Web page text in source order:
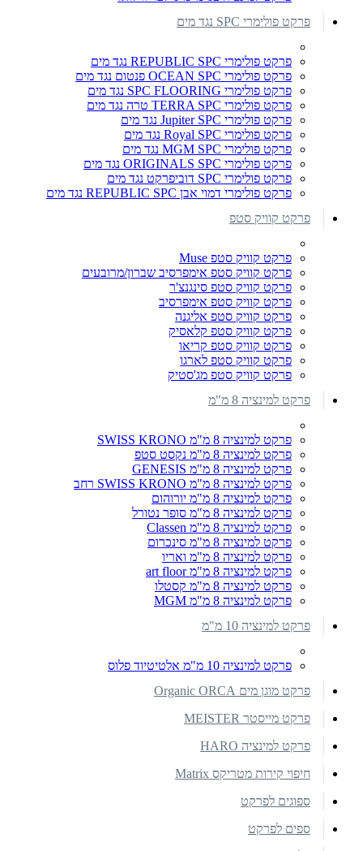
פרקט פולימרי SPC נגד מים
פרקט פולימרי REPUBLIC SPC נגד מים
פרקט פולימרי OCEAN SPC פנטום נגד מים
פרקט פולימרי SPC FLOORING נגד מים
פרקט פולימרי TERRA SPC טרה נגד מים
פרקט פולימרי Jupiter SPC נגד מים
פרקט פולימרי Royal SPC נגד מים
פרקט פולימרי MGM SPC נגד מים
פרקט פולימרי ORIGINALS SPC נגד מים
פרקט פולימרי SPC דוביפרקט נגד מים
פרקט פולימרי דמוי אבן REPUBLIC SPC נגד מים
פרקט קוויק סטפ
פרקט קוויק סטפ Muse
פרקט קוויק סטפ אימפרסיב שברון/מרובעים
פרקט קוויק סטפ סינגנצ'ר
פרקט קוויק סטפ אימפרסיב
פרקט קוויק סטפ אליגנה
פרקט קוויק סטפ קלאסיק
פרקט קוויק סטפ קריאו
פרקט קוויק סטפ לארגו
פרקט קוויק סטפ מג'סטיק
פרקט למינציה 8 מ"מ
פרקט למינציה 8 מ"מ SWISS KRONO
פרקט למינציה 8 מ"מ נקסט סטפ
פרקט למינציה 8 מ"מ GENESIS
פרקט למינציה 8 מ"מ SWISS KRONO רחב
פרקט למינציה 8 מ"מ יורוהום
פרקט למינציה 8 מ"מ סופר נטורל
פרקט למינציה 8 מ"מ Classen
פרקט למינציה 8 מ"מ סינכרום
פרקט למינציה 8 מ"מ ואריו
פרקט למינציה 8 מ"מ art floor
פרקט למינציה 8 מ"מ קסטלו
פרקט למינציה 8 מ"מ MGM
פרקט למינציה 10 מ"מ
פרקט למינציה 10 מ"מ אלטיטיוד פלוס
פרקט מוגן מים Organic ORCA
פרקט מייסטר MEISTER
פרקט למינציה HARO
חיפוי קירות מטריקס Matrix
ספוגים לפרקט
ספים לפרקט